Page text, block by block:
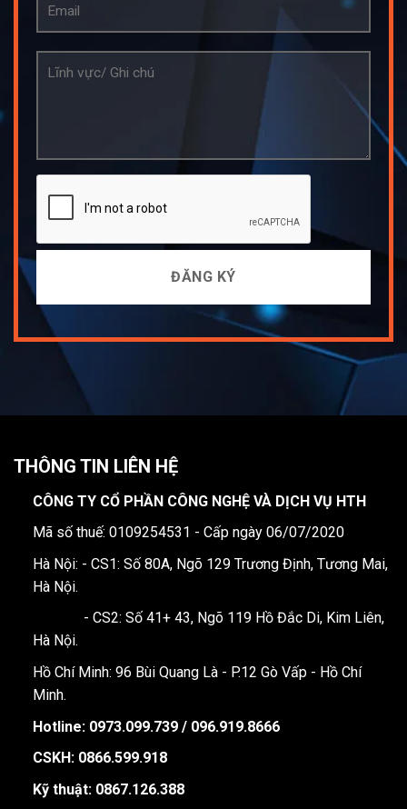
THÔNG TIN LIÊN HỆ
CÔNG TY CỔ PHẦN CÔNG NGHỆ VÀ DỊCH VỤ HTH
Mã số thuế: 0109254531 - Cấp ngày 06/07/2020
Hà Nội: - CS1: Số 80A, Ngõ 129 Trương Định, Tương Mai,
Hà Nội.
- CS2: Số 41+ 43, Ngõ 119 Hồ Đắc Di, Kim Liên,
Hà Nội.
Hồ Chí Minh: 96 Bùi Quang Là - P.12 Gò Vấp - Hồ Chí
Minh.
Hotline: 0973.099.739 / 096.919.8666
CSKH: 0866.599.918
Kỹ thuật: 0867.126.388